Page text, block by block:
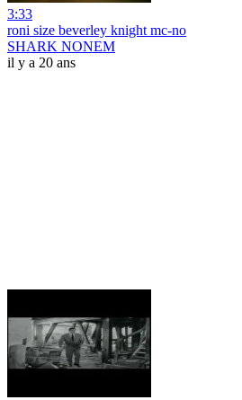
3:33
roni size beverley knight mc-no
SHARK NONEM
il y a 20 ans